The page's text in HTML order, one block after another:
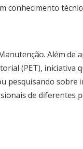
Além de
(PET), iniciativa
pesquisando
de diferentes